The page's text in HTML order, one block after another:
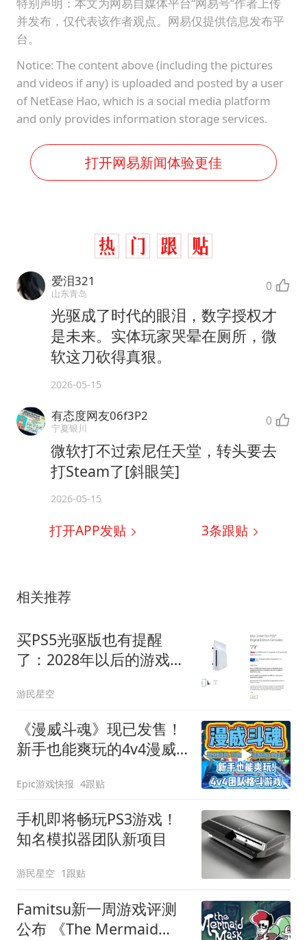
特别声明：本文为网易自媒体平台“网易号”作者上传
并发布，仅代表该作者观点。网易仅提供信息发布平
台。
Notice: The content above (including the pictures
and videos if any) is uploaded and posted by a user
of NetEase Hao, which is a social media platform
and only provides information storage services.
打开网易新闻体验更佳
爱泪321
山东青岛 0
光驱成了时代的眼泪，数字授权才
是未来。实体玩家哭晕在厕所，微
软这刀砍得真狠。
2026-05-15
有态度网友06f3P2
宁夏银川 0
微软打不过索尼任天堂，转头要去
打Steam了[斜眼笑]
2026-05-15
打开APP发贴 3条跟贴
相关推荐
买PS5光驱版也有提醒
了：2028年以后的游戏不
游民星空
《漫威斗魂》现已发售！
新手也能爽玩的4v4漫威
Epic游戏快报 4跟贴
手机即将畅玩PS3游戏！
知名模拟器团队新项目
游民星空 1跟贴
Famitsu新一周游戏评测
公布 《The Mermaid